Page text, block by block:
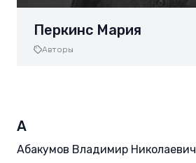
Перкинс Мария
Авторы
А
Абакумов Владимир Николаевич